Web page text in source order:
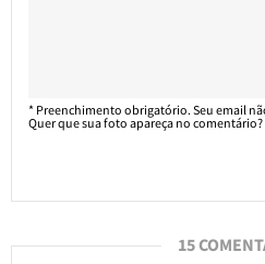
* Preenchimento obrigatório. Seu email
Quer que sua foto apareça no
15